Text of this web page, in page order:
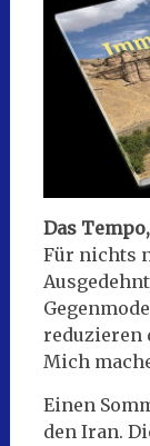
Das Tempo,
Für nichts
reduzieren
Mich
Einen
den Iran.